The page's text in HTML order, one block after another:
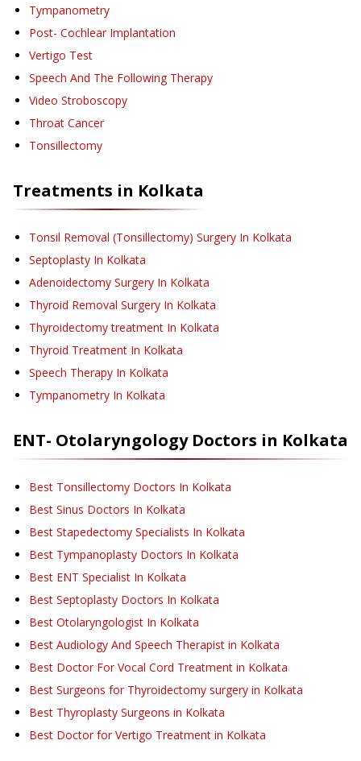
Tympanometry
Post- Cochlear Implantation
Vertigo Test
Speech And The Following Therapy
Video Stroboscopy
Throat Cancer
Tonsillectomy
Treatments in Kolkata
Tonsil Removal (Tonsillectomy) Surgery In Kolkata
Septoplasty In Kolkata
Adenoidectomy Surgery In Kolkata
Thyroid Removal Surgery In Kolkata
Thyroidectomy treatment In Kolkata
Thyroid Treatment In Kolkata
Speech Therapy In Kolkata
Tympanometry In Kolkata
ENT- OtolaryngologyDoctors in Kolkata
Best Tonsillectomy Doctors In Kolkata
Best Sinus Doctors In Kolkata
Best Stapedectomy Specialists In Kolkata
Best Tympanoplasty Doctors In Kolkata
Best ENT Specialist In Kolkata
Best Septoplasty Doctors In Kolkata
Best Otolaryngologist In Kolkata
Best Audiology And Speech Therapist in Kolkata
Best Doctor For Vocal Cord Treatment in Kolkata
Best Surgeons for Thyroidectomy surgery in Kolkata
Best Thyroplasty Surgeons in Kolkata
Best Doctor for Vertigo Treatment in Kolkata